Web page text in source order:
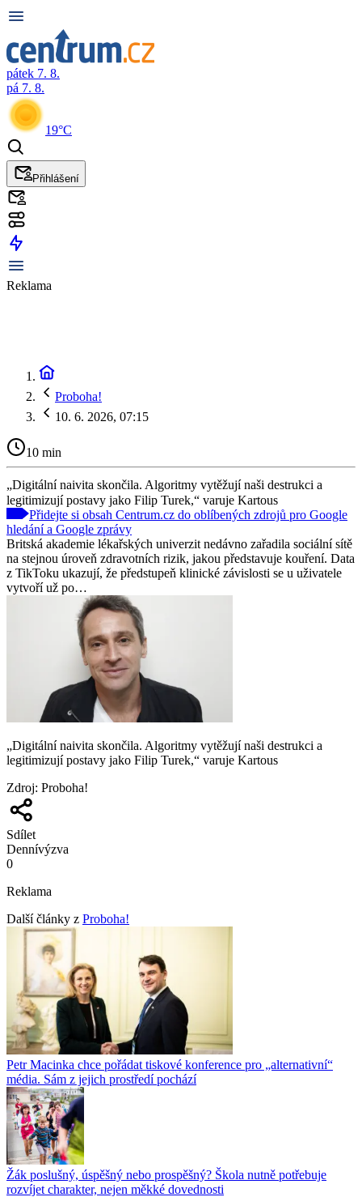
pátek 7. 8.
pá 7. 8.
19°C
Přihlášení
Reklama
Proboha!
10. 6. 2026, 07:15
10 min
„Digitální naivita skončila. Algoritmy vytěžují naši destrukci a
legitimizují postavy jako Filip Turek,“ varuje Kartous
Přidejte si obsah Centrum.cz do oblíbených zdrojů pro Google
hledání a Google zprávy
Britská akademie lékařských univerzit nedávno zařadila sociální sítě
na stejnou úroveň zdravotních rizik, jakou představuje kouření. Data
z TikToku ukazují, že předstupeň klinické závislosti se u uživatele
vytvoří už po…
„Digitální naivita skončila. Algoritmy vytěžují naši destrukci a
legitimizují postavy jako Filip Turek,“ varuje Kartous
Zdroj: Proboha!
Sdílet
Dennívýzva
0
Reklama
Další články z Proboha!
Petr Macinka chce pořádat tiskové konference pro „alternativní“
média. Sám z jejich prostředí pochází
Žák poslušný, úspěšný nebo prospěšný? Škola nutně potřebuje
rozvíjet charakter, nejen měkké dovednosti